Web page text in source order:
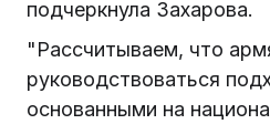
подчеркнула Захарова.
"Рассчитываем, что
руководствоваться
основанными на